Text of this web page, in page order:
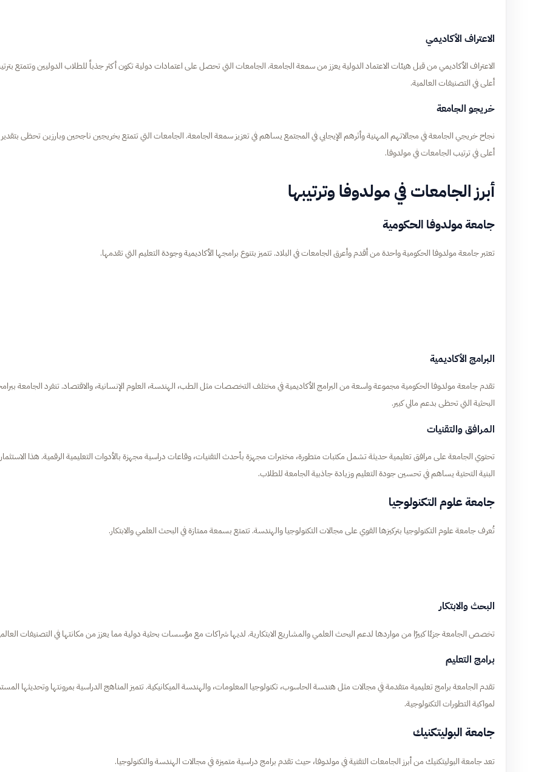
الاعتراف الأكاديمي
الاعتراف الأكاديمي من قبل هيئات الاعتماد الدولية يعزز من سمعة الجامعة. الجامعات التي تحصل على اعتمادات دولية تكون أكثر جذباً للطلاب الدوليين وتتمتع
أعلى في التصنيفات العالمية.
خريجو الجامعة
نجاح خريجي الجامعة في مجالاتهم المهنية وأثرهم الإيجابي في المجتمع يساهم في تعزيز سمعة الجامعة. الجامعات التي تتمتع بخريجين ناجحين وبارزين تحظى بتقدير
أعلى في ترتيب الجامعات في مولدوفا.
أبرز الجامعات في مولدوفا وترتيبها
جامعة مولدوفا الحكومية
تعتبر جامعة مولدوفا الحكومية واحدة من أقدم وأعرق الجامعات في البلاد. تتميز بتنوع برامجها الأكاديمية وجودة التعليم التي تقدمها.
البرامج الأكاديمية
تقدم جامعة مولدوفا الحكومية مجموعة واسعة من البرامج الأكاديمية في مختلف التخصصات مثل الطب، الهندسة، العلوم الإنسانية، والاقتصاد. تنفرد الجامعة
البحثية التي تحظى بدعم مالي كبير.
المرافق والتقنيات
تحتوي الجامعة على مرافق تعليمية حديثة تشمل مكتبات متطورة، مختبرات مجهزة بأحدث التقنيات، وقاعات دراسية مجهزة بالأدوات التعليمية الرقمية. هذا
البنية التحتية يساهم في تحسين جودة التعليم وزيادة جاذبية الجامعة للطلاب.
جامعة علوم التكنولوجيا
تُعرف جامعة علوم التكنولوجيا بتركيزها القوي على مجالات التكنولوجيا والهندسة. تتمتع بسمعة ممتازة في البحث العلمي والابتكار.
البحث والابتكار
تخصص الجامعة جزءًا كبيرًا من مواردها لدعم البحث العلمي والمشاريع الابتكارية. لديها شراكات مع مؤسسات بحثية دولية مما يعزز من مكانتها في التصنيفات
برامج التعليم
تقدم الجامعة برامج تعليمية متقدمة في مجالات مثل هندسة الحاسوب، تكنولوجيا المعلومات، والهندسة الميكانيكية. تتميز المناهج الدراسية بمرونتها وتحديثها
لمواكبة التطورات التكنولوجية.
جامعة البوليتكنيك
تعد جامعة البوليتكنيك من أبرز الجامعات التقنية في مولدوفا، حيث تقدم برامج دراسية متميزة في مجالات الهندسة والتكنولوجيا.